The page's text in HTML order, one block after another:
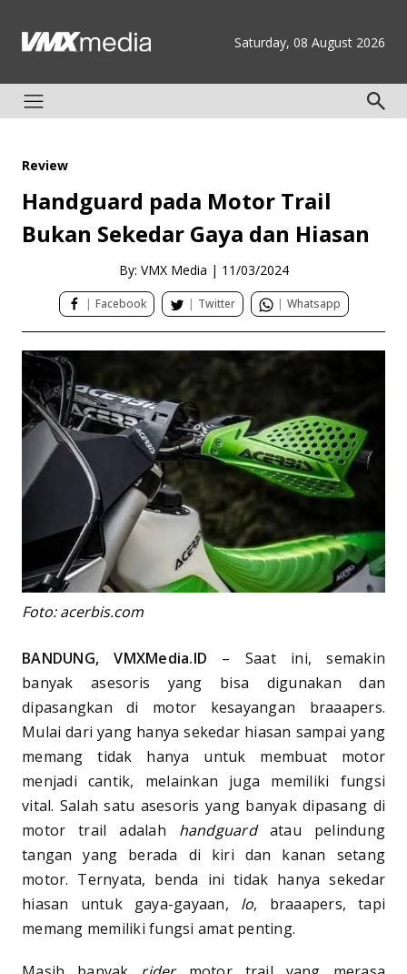
Saturday, 08 August 2026
Review
Handguard pada Motor Trail
Bukan Sekedar Gaya dan Hiasan
By: VMX Media | 11/03/2024
| Facebook | Twitter | Whatsapp
Foto: acerbis.com
BANDUNG, VMXMedia.ID – Saat ini, semakin
banyak asesoris yang bisa digunakan dan
dipasangkan di motor kesayangan braaapers.
Mulai dari yang hanya sekedar hiasan sampai yang
memang tidak hanya untuk membuat motor
menjadi cantik, melainkan juga memiliki fungsi
vital. Salah satu asesoris yang banyak dipasang di
motor trail adalah handguard atau pelindung
tangan yang berada di kiri dan kanan setang
motor. Ternyata, benda ini tidak hanya sekedar
hiasan untuk gaya-gayaan, lo, braaapers, tapi
memang memiliki fungsi amat penting.